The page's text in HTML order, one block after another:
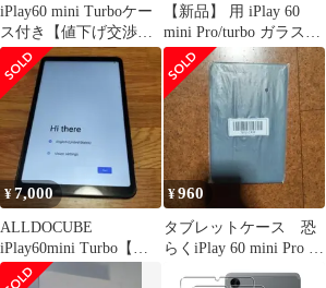
iPlay60 mini Turboケー
ス付き【値下げ交渉大
歓迎！】
【新品】 用 iPlay 60
mini Pro/turbo ガラスフ
ィルム 8.4インチ ２枚
【国産AGC旭硝子素
材】 用 iPlay60 mini Pro
タブレット フィルム 硬
度9H 用 アイプレイ60
ミニ turbo 保護フィル
ム 耐衝撃 用 アイ
¥7,000
ALLDOCUBE
iPlay60mini Turbo【動
作良好・傷や欠け有】
¥960
タブレットケース 恐
らくiPlay 60 mini Pro /